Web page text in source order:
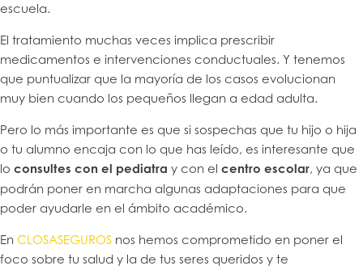
escuela.
El tratamiento muchas veces implica prescribir
medicamentos e intervenciones conductuales. Y tenemos
que puntualizar que la mayoría de los casos evolucionan
muy bien cuando los pequeños llegan a edad adulta.
Pero lo más importante es que si sospechas que tu hijo o hija
o tu alumno encaja con lo que has leído, es interesante que
lo consultes con el pediatra y con el centro escolar, ya que
podrán poner en marcha algunas adaptaciones para que
poder ayudarle en el ámbito académico.
En CLOSASEGUROS nos hemos comprometido en poner el
foco sobre tu salud y la de tus seres queridos y te